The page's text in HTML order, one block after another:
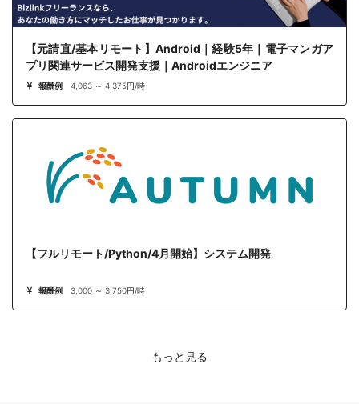
【元請直/基本リモート】Android｜経験5年｜電子マンガア
プリ関連サービス開発支援｜Androidエンジニア
報酬例 4,063 ～ 4,375円/時
【フルリモート/Python/4月開始】システム開発
報酬例 3,000 ～ 3,750円/時
もっと見る